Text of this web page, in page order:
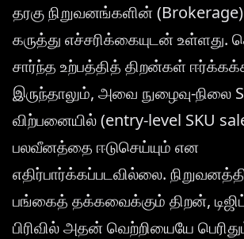
தரகு நிறுவனங்களின்
கருத்து எச்சரிக்கையுடன் உள்ளது.
சார்ந்த உற்பத்தித் திறன்கள்
இருந்தாலும், அவை நுழைவு-நிலை
விற்பனையில் (entry-level SKU
பலவீனத்தை ஈடுசெய்யும் என
எதிர்பார்க்கப்படவில்லை.
பங்கைத் தக்கவைக்கும் திறன்,
பிரிவில் அதன் வெற்றியையே